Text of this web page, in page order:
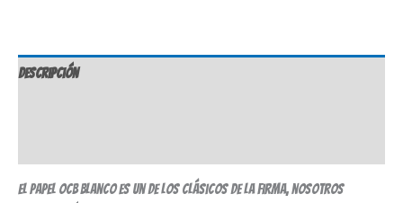
Descripción
El papel OCB blanco es un de los clásicos de la firma, nosotros